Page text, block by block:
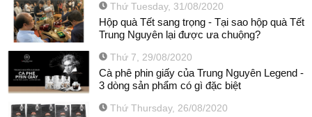
Thứ Tuesday, 31/08/2020
Hộp quà Tết sang trọng - Tại sao hộp quà Tết
Trung Nguyên lại được ưa chuộng?
Thứ 7, 29/08/2020
Cà phê phin giấy của Trung Nguyên Legend -
3 dòng sản phẩm có gì đặc biệt
Thứ Thursday, 26/08/2020